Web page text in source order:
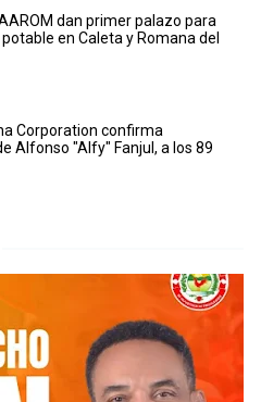
dan primer palazo para
en Caleta y Romana del
Corporation confirma
Alfonso "Alfy" Fanjul, a los 89